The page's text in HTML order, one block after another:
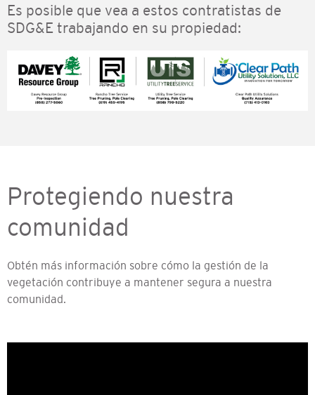
Es posible que vea a estos contratistas de
SDG&E trabajando en su propiedad:
Protegiendo nuestra
comunidad
Obtén más información sobre cómo la gestión de la
vegetación contribuye a mantener segura a nuestra
comunidad.